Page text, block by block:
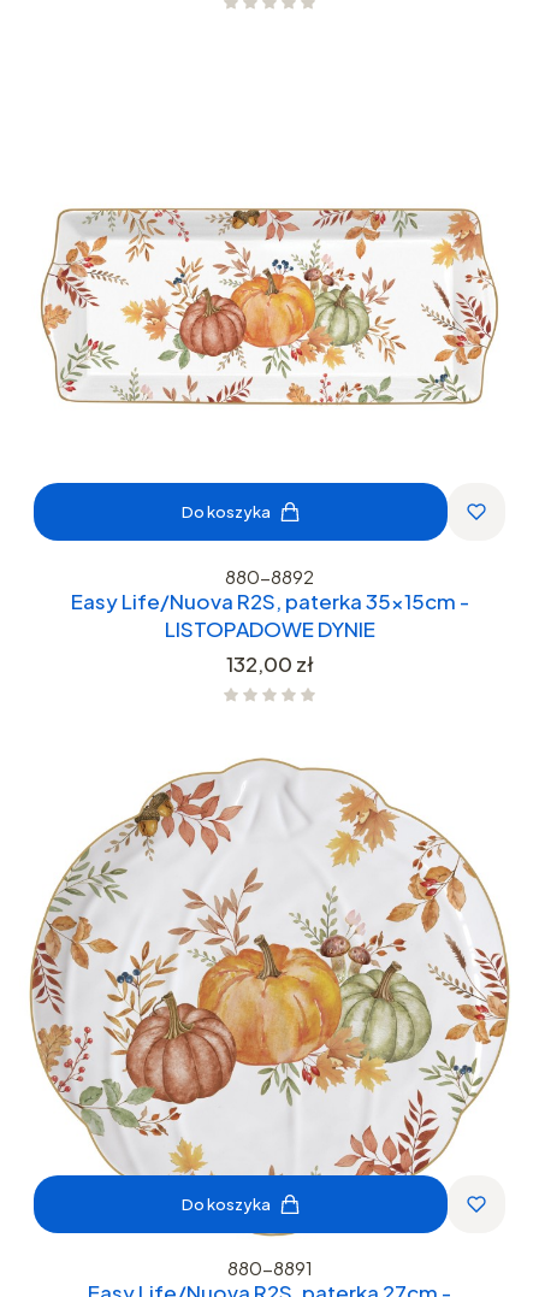
Do koszyka
880-8892
Easy Life/Nuova R2S, paterka 35x15cm -
LISTOPADOWE DYNIE
Cena
132,00 zł
Do koszyka
880-8891